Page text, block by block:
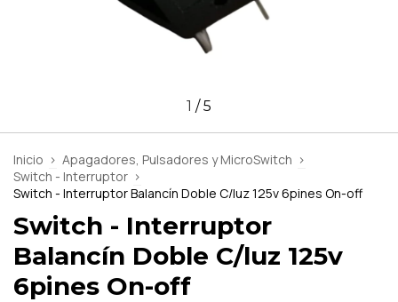
1 /5
Inicio > Apagadores, Pulsadores y MicroSwitch >
Switch - Interruptor >
Switch - Interruptor Balancín Doble C/luz 125v 6pines On-off
Switch - Interruptor
Balancín Doble C/luz 125v
6pines On-off